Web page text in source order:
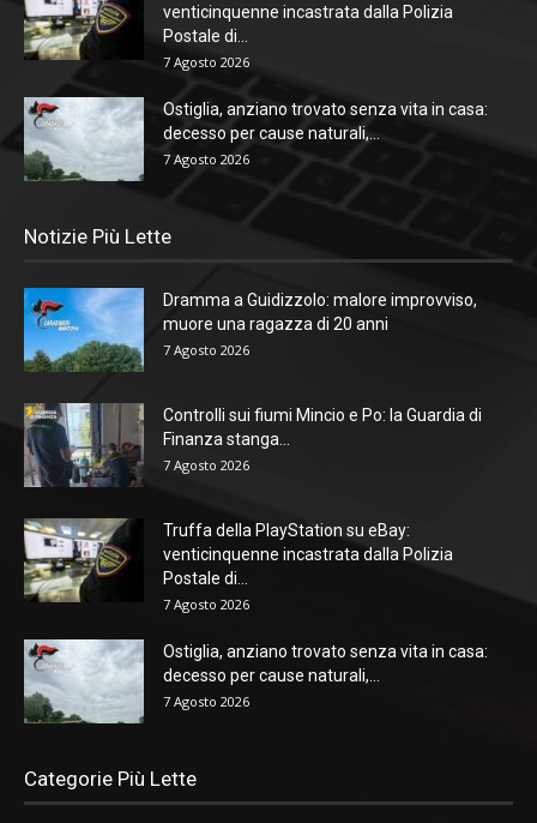
venticinquenne incastrata dalla Polizia
Postale di...
7 Agosto 2026
Ostiglia, anziano trovato senza vita in casa:
decesso per cause naturali,...
7 Agosto 2026
Notizie Più Lette
Dramma a Guidizzolo: malore improvviso,
muore una ragazza di 20 anni
7 Agosto 2026
Controlli sui fiumi Mincio e Po: la Guardia di
Finanza stanga...
7 Agosto 2026
Truffa della PlayStation su eBay:
venticinquenne incastrata dalla Polizia
Postale di...
7 Agosto 2026
Ostiglia, anziano trovato senza vita in casa:
decesso per cause naturali,...
7 Agosto 2026
Categorie Più Lette